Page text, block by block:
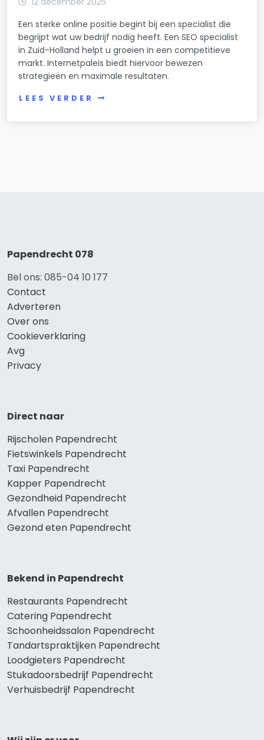
Een sterke online positie begint bij een specialist die
begrijpt wat uw bedrijf nodig heeft. Een SEO specialist
in Zuid-Holland helpt u groeien in een competitieve
markt. Internetpaleis biedt hiervoor bewezen
strategieën en maximale resultaten.
LEES VERDER
Papendrecht 078
Bel ons: 085-04 10 177
Contact
Adverteren
Over ons
Cookieverklaring
Avg
Privacy
Direct naar
Rijscholen Papendrecht
Fietswinkels Papendrecht
Taxi Papendrecht
Kapper Papendrecht
Gezondheid Papendrecht
Afvallen Papendrecht
Gezond eten Papendrecht
Bekend in Papendrecht
Restaurants Papendrecht
Catering Papendrecht
Schoonheidssalon Papendrecht
Tandartspraktijken Papendrecht
Loodgieters Papendrecht
Stukadoorsbedrijf Papendrecht
Verhuisbedrijf Papendrecht